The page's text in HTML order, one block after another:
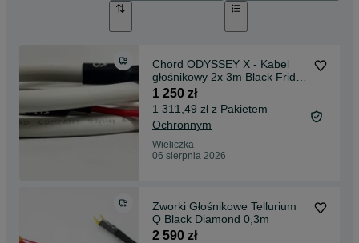
Chord ODYSSEY X - Kabel
głośnikowy 2x 3m Black Friday
!!!
1 250 zł
1 311,49 zł z Pakietem
Ochronnym
Wieliczka
06 sierpnia 2026
Zworki Głośnikowe Tellurium
Q Black Diamond 0,3m
2 590 zł